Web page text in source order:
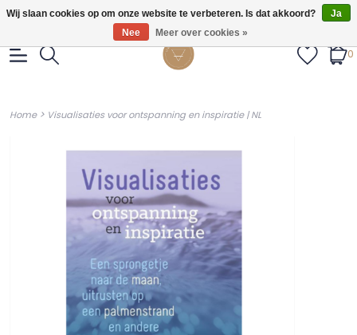
Gratis verzendig vanaf €55.
0
Home> Visualisaties voor ontspanning en inspiratie | NL
Wij slaan cookies op om onze website te verbeteren. Is dat akkoord?
Ja
Nee
Meer over cookies »